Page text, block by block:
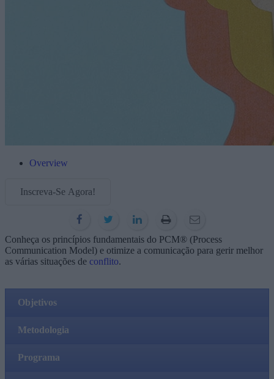
Overview
Inscreva-Se Agora!
Conheça os princípios fundamentais do PCM® (Process
Communication Model) e otimize a comunicação para gerir melhor
as várias situações de conflito.
Objetivos
Metodologia
Programa